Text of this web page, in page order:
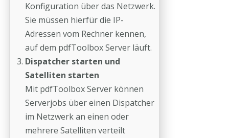
Konfiguration über das Netzwerk.
Sie müssen hierfür die IP-
Adressen vom Rechner kennen,
auf dem pdfToolbox Server läuft.
Dispatcher starten und
Satelliten starten
Mit pdfToolbox Server können
Serverjobs über einen Dispatcher
im Netzwerk an einen oder
mehrere Satelliten verteilt